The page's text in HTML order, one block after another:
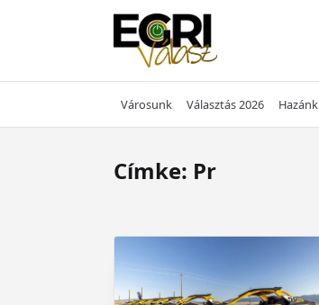
Városunk Választás 2026 Hazánk
Címke: Pr